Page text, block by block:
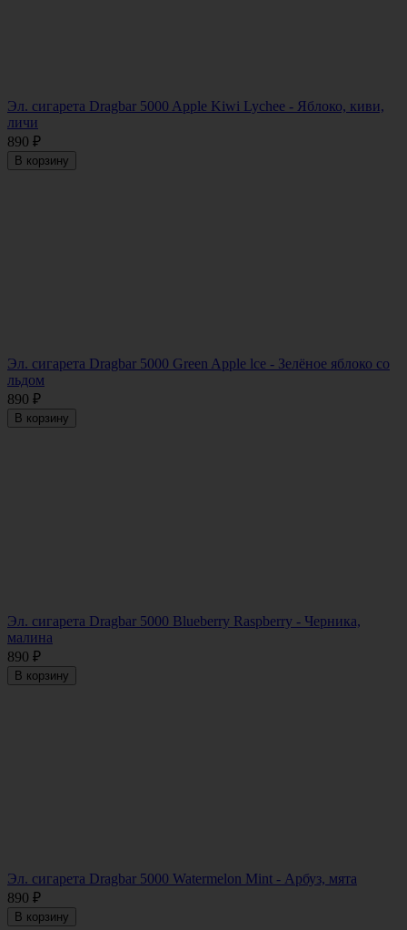
Эл. сигарета Dragbar 5000 Apple Kiwi Lychee - Яблоко, киви,
личи
890 ₽
В корзину
Эл. сигарета Dragbar 5000 Green Apple lce - Зелёное яблоко со
льдом
890 ₽
В корзину
Эл. сигарета Dragbar 5000 Blueberry Raspberry - Черника,
малина
890 ₽
В корзину
Эл. сигарета Dragbar 5000 Watermelon Mint - Арбуз, мята
890 ₽
В корзину